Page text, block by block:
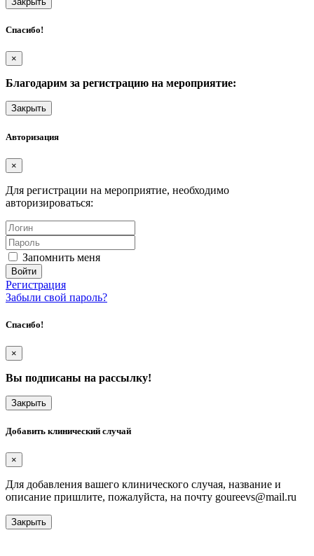
Спасибо!
×
Благодарим за регистрацию на мероприятие:
Закрыть
Авторизация
×
Для регистрации на мероприятие, необходимо
авторизироваться:
Запомнить меня
Регистрация
Забыли свой пароль?
Спасибо!
×
Вы подписаны на рассылку!
Закрыть
Добавить клинический случай
×
Для добавления вашего клинического случая, название и
описание пришлите, пожалуйста, на почту goureevs@mail.ru
Закрыть